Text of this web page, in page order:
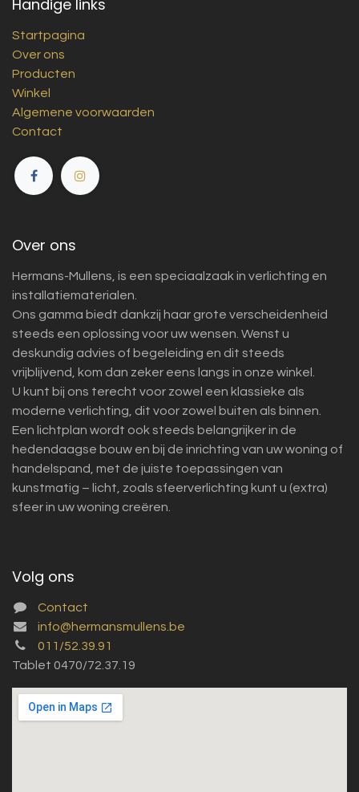
Handige links
Startpagina
Over ons
Producten
Winkel
Algemene voorwaarden
Contact
Over ons
Hermans-Mullens, is een speciaalzaak in verlichting en
installatiematerialen.
Ons gamma biedt dankzij haar grote verscheidenheid
steeds een oplossing voor uw wensen. Wenst u
deskundig advies of begeleiding en dit steeds
vrijblijvend, kom dan zeker eens langs in onze winkel.
U kunt bij ons terecht voor zowel een klassieke als
moderne verlichting, dit voor zowel buiten als binnen.
Een lichtplan wordt ook steeds belangrijker in de
hedendaagse bouw en bij de inrichting van uw woning of
handelspand, met de juiste toepassingen van
kunstmatig – licht, zoals sfeerverlichting kunt u (extra)
sfeer in uw woning creëren.
Volg ons
Contact
info@hermansmullens.be
011/52.39.91
Tablet 0470/72.37.19